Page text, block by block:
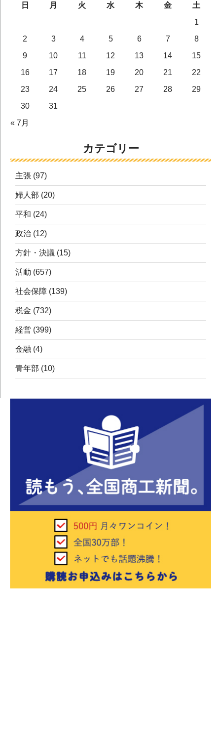
日
月 火 水 木 金
土
1
2
3 4 5 6 7
8
9
10 11 12 13 14
15
16
17 18 19 20 21
22
23
24 25 26 27 28
29
30
31
« 7月
カテゴリー
主張 (97)
婦人部 (20)
平和 (24)
政治 (12)
方針・決議 (15)
活動 (657)
社会保障 (139)
税金 (732)
経営 (399)
金融 (4)
青年部 (10)